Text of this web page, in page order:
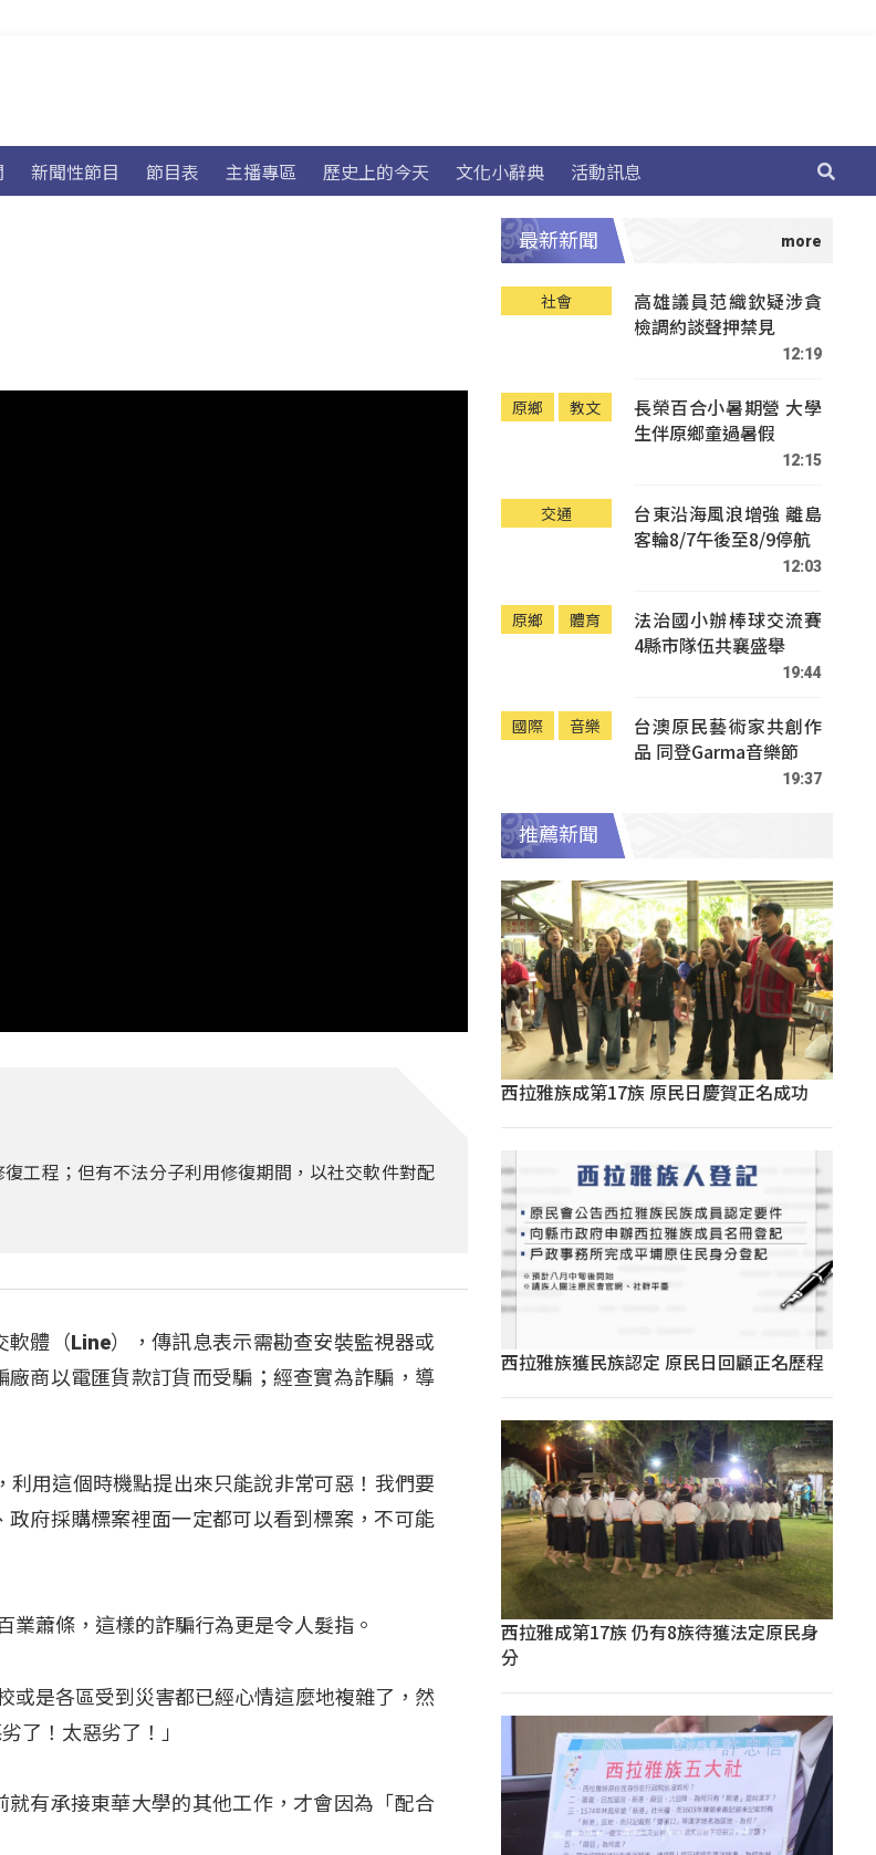
新聞性節目 節目表 主播專區 歷史上的今天 文化小辭典 活動訊息
工程；但有不法分子利用修復期間，以社交軟件對配
體（Line），傳訊息表示需勘查安裝監視器或
商以電匯貨款訂貨而受騙；經查實為詐騙，導
用這個時機點提出來只能說非常可惡！我們要
府採購標案裡面一定都可以看到標案，不可能
蕭條，這樣的詐騙行為更是令人髮指。
是各區受到災害都已經心情這麼地複雜了，然
了！太惡劣了！」
有承接東華大學的其他工作，才會因為「配合
最新新聞
社會
高雄議員范織欽疑涉貪
檢調約談聲押禁見
12:19
原鄉 教文
長榮百合小暑期營 大學
生伴原鄉童過暑假
12:15
交通
台東沿海風浪增強 離島
客輪8/7午後至8/9停航
12:03
原鄉 體育
法治國小辦棒球交流賽
4縣市隊伍共襄盛舉
19:44
國際 音樂
台澳原民藝術家共創作
品 同登Garma音樂節
19:37
推薦新聞
西拉雅族成第17族 原民日慶賀正名成功
西拉雅族獲民族認定 原民日回顧正名歷程
西拉雅成第17族 仍有8族待獲法定原民身
分